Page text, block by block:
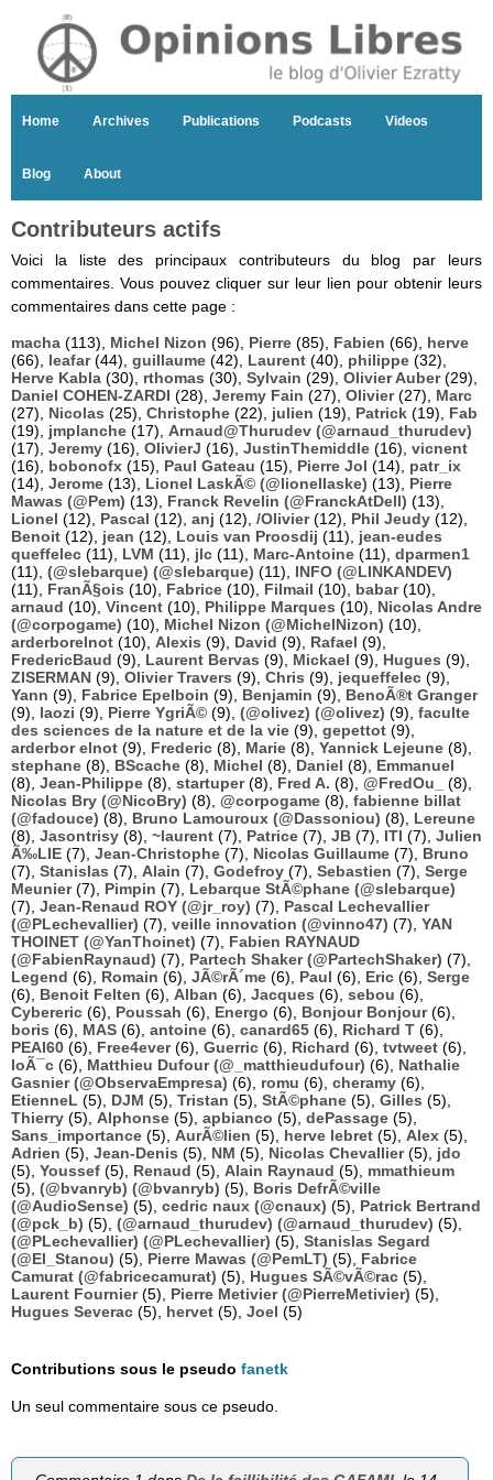
Home Archives Publications Podcasts Videos
Blog About
Contributeurs actifs
Voici la liste des principaux contributeurs du blog par leurs
commentaires. Vous pouvez cliquer sur leur lien pour obtenir leurs
commentaires dans cette page :
macha (113), Michel Nizon (96), Pierre (85), Fabien (66), herve
(66), leafar(44), guillaume (42), Laurent (40), philippe (32),
Herve Kabla (30), rthomas (30), Sylvain (29), Olivier Auber(29),
Daniel COHEN-ZARDI (28), Jeremy Fain (27), Olivier(27), Marc
(27), Nicolas (25), Christophe (22), julien (19), Patrick (19), Fab
(19), jmplanche (17), Arnaud@Thurudev (@arnaud_thurudev)
(17), Jeremy (16), OlivierJ (16), JustinThemiddle (16), vicnent
(16), bobonofx (15), Paul Gateau (15), Pierre Jol (14), patr_ix
(14), Jerome (13), Lionel LaskÃ© (@lionellaske) (13), Pierre
Mawas (@Pem) (13), Franck Revelin (@FranckAtDell) (13),
Lionel (12), Pascal (12), anj (12), /Olivier(12), Phil Jeudy (12),
Benoit (12), jean (12), Louis van Proosdij (11), jean-eudes
queffelec (11), LVM (11), jlc (11), Marc-Antoine (11), dparmen1
(11), (@slebarque) (@slebarque) (11), INFO (@LINKANDEV)
(11), FranÃ§ois (10), Fabrice (10), Filmail (10), babar(10),
arnaud (10), Vincent (10), Philippe Marques (10), Nicolas Andre
(@corpogame) (10), Michel Nizon (@MichelNizon) (10),
arderborelnot (10), Alexis (9), David (9), Rafael (9),
FredericBaud (9), Laurent Bervas (9), Mickael (9), Hugues (9),
ZISERMAN (9), Olivier Travers (9), Chris (9), jequeffelec (9),
Yann (9), Fabrice Epelboin (9), Benjamin (9), BenoÃ®t Granger
(9), laozi (9), Pierre YgriÃ© (9), (@olivez) (@olivez) (9), faculte
des sciences de la nature et de la vie (9), gepettot (9),
arderbor elnot (9), Frederic (8), Marie (8), Yannick Lejeune (8),
stephane (8), BScache (8), Michel (8), Daniel (8), Emmanuel
(8), Jean-Philippe (8), startuper(8), Fred A. (8), @FredOu_
(8),
Nicolas Bry (@NicoBry) (8), @corpogame (8), fabienne billat
(@fadouce) (8), Bruno Lamouroux (@Dassoniou) (8), Lereune
(8), Jasontrisy (8), ~laurent (7), Patrice (7), JB (7), ITI (7), Julien
Ã‰LIE (7), Jean-Christophe (7), Nicolas Guillaume (7), Bruno
(7), Stanislas (7), Alain (7), Godefroy (7), Sebastien (7), Serge
Meunier(7), Pimpin (7), Lebarque StÃ©phane (@slebarque)
(7), Jean-Renaud ROY (@jr_roy) (7), Pascal Lechevallier
(@PLechevallier) (7), veille innovation (@vinno47) (7), YAN
THOINET (@YanThoinet) (7), Fabien RAYNAUD
(@FabienRaynaud) (7), Partech Shaker (@PartechShaker) (7),
Legend (6), Romain (6), JÃ©rÃ´me (6), Paul (6), Eric (6), Serge
(6), Benoit Felten (6), Alban (6), Jacques (6), sebou (6),
Cybereric (6), Poussah (6), Energo (6), Bonjour Bonjour(6),
boris (6), MAS (6), antoine (6), canard65 (6), Richard T (6),
PEAI60 (6), Free4ever(6), Guerric (6), Richard (6), tvtweet (6),
loÃ¯c (6), Matthieu Dufour (@_matthieudufour) (6), Nathalie
Gasnier (@ObservaEmpresa) (6), romu (6), cheramy (6),
EtienneL (5), DJM (5), Tristan (5), StÃ©phane (5), Gilles (5),
Thierry (5), Alphonse (5), apbianco (5), dePassage (5),
Sans_importance (5), AurÃ©lien (5), herve lebret (5), Alex (5),
Adrien (5), Jean-Denis (5), NM (5), Nicolas Chevallier(5), jdo
(5), Youssef (5), Renaud (5), Alain Raynaud (5), mmathieum
(5), (@bvanryb) (@bvanryb) (5), Boris DefrÃ©ville
(@AudioSense) (5), cedric naux (@cnaux) (5), Patrick Bertrand
(@pck_b) (5), (@arnaud_thurudev) (@arnaud_thurudev) (5),
(@PLechevallier) (@PLechevallier) (5), Stanislas Segard
(@El_Stanou) (5), Pierre Mawas (@PemLT) (5), Fabrice
Camurat (@fabricecamurat) (5), Hugues SÃ©vÃ©rac (5),
Laurent Fournier(5), Pierre Metivier (@PierreMetivier) (5),
Hugues Severac (5), hervet (5), Joel (5)
Contributions sous le pseudo fanetk
Un seul commentaire sous ce pseudo.